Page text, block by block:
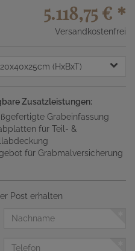
5.118,75 € *
Versandkostenfrei
(HxBxT)
Zusatzleistungen:
Grabeinfassung
für Teil- &
für Grabmalversicherung
Post erhalten
Nachname
Telefon